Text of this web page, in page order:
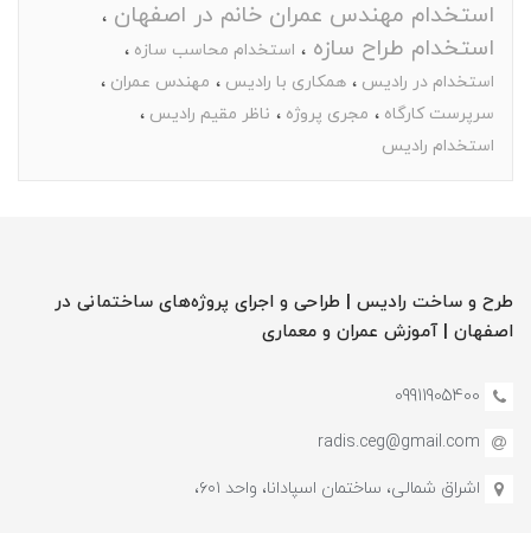
استخدام مهندس عمران خانم در اصفهان
استخدام طراح سازه
استخدام محاسب سازه
استخدام در رادیس
همکاری با رادیس
مهندس عمران
سرپرست کارگاه
مجری پروژه
ناظر مقیم رادیس
استخدام رادیس
طرح و ساخت رادیس | طراحی و اجرای پروژه‌های ساختمانی در
اصفهان | آموزش‌ عمران و معماری
09911905400
radis.ceg@gmail.com
اشراق شمالی، ساختمان اسپادانا، واحد ۶۰۱،